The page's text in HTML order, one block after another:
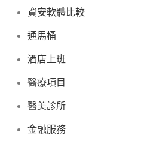
資安軟體比較
通馬桶
酒店上班
醫療項目
醫美診所
金融服務